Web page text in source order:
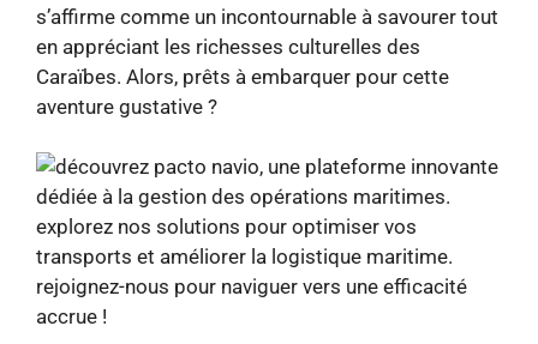
s’affirme comme un incontournable à savourer tout
en appréciant les richesses culturelles des
Caraïbes. Alors, prêts à embarquer pour cette
aventure gustative ?